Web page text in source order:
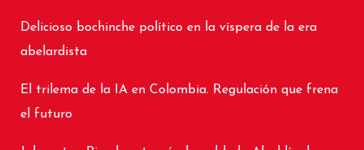
Delicioso bochinche político en la víspera de la era
abelardista
El trilema de la IA en Colombia. Regulación que frena
el futuro